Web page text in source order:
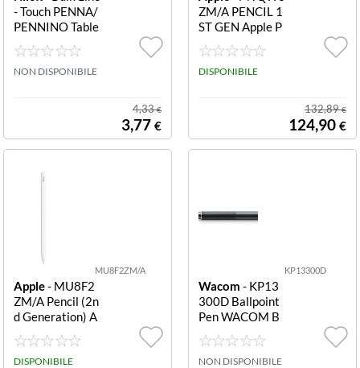
- Touch PENNA/
PENNINO Table
t 1 PZ BIANCO
ST3960 PENN
A/PENNINO TA
NON DISPONIBILE
4,33€
3,77 €
ZM/A PENCIL 1
ST GEN Apple P
encil (1st Gener
ation)
DISPONIBILE
132,89€
124,90 €
MU8F2ZM/A
Apple- MU8F2
ZM/A Pencil (2n
d Generation) A
pple Pencil (2nd
Generation)
DISPONIBILE
KP13300D
Wacom - KP13
300D Ballpoint
Pen WACOM B
ALLPOINT PEN
NON DISPONIBILE